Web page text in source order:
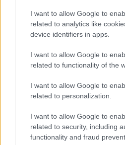
I want to allow Google to
related to analytics like
device identifiers in apps.
I want to allow Google to
related to functionality of the
I want to allow Google to
related to personalization.
I want to allow Google to
related to security, including
functionality and fraud
klädkollektion.
Prenumerera på